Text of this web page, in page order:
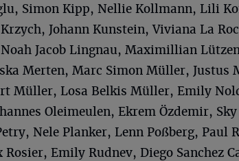
Simon Kipp, Nellie Kollmann, Lili
Johann Kunstein, Viviana La
Jacob Lingnau, Maximillian
Merten, Marc Simon Müller, Justus
Müller, Losa Belkis Müller, Emily
Oleimeulen, Ekrem Özdemir,
Nele Planker, Lenn Poßberg, Paul
Rosier, Emily Rudnev, Diego Sanchez